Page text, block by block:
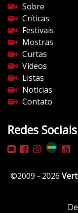
d
o
c
i
n
e
m
a
.
o
m
/
p
Sobre
Críticas
Festivais
Mostras
Curtas
Vídeos
Listas
Notícias
Contato
Redes Sociais
©2009 - 2026